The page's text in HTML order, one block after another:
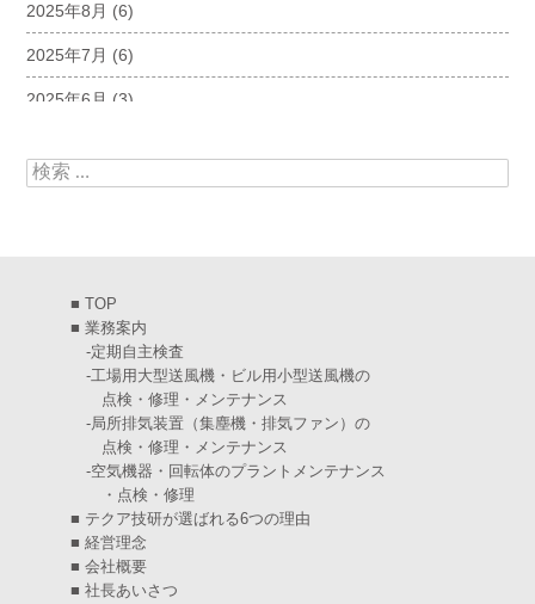
2025年8月 (6)
2025年7月 (6)
2025年6月 (3)
2025年4月(5)
2025年1月(7)
2024年12月(4)
2024年11月(6)
2024年10月(5)
2024年9月(4)
2024年8月(5)
2024年7月(6)
検索:
■ TOP
■ 業務案内
-定期自主検査
-工場用大型送風機・ビル用小型送風機の
点検・修理・メンテナンス
-局所排気装置（集塵機・排気ファン）の
点検・修理・メンテナンス
-空気機器・回転体のプラントメンテナンス
・点検・修理
■ テクア技研が選ばれる6つの理由
■ 経営理念
■ 会社概要
■ 社長あいさつ